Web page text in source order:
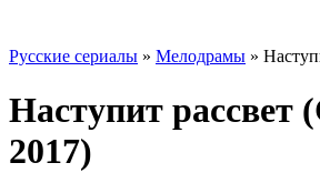
Русские сериалы » Мелодрамы »
Наступит рассвет
2017)